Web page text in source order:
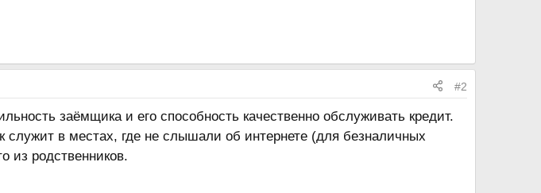
#2
заёмщика и его способность качественно обслуживать кредит.
служит в местах, где не слышали об интернете (для безналичных
из родственников.